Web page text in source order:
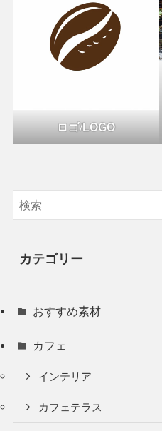
ロゴ/LOGO
カテゴリー
おすすめ素材
カフェ
インテリア
カフェテラス